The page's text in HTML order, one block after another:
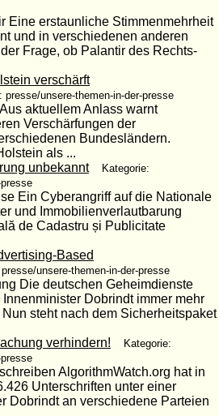
Eine erstaunliche Stimmenmehrheit
und in verschiedenen anderen
Frage, ob Palantir des Rechts-
verschärft
presse/unsere-themen-in-der-presse
aktuellem Anlass warnt
Verschärfungen der
Bundesländern.
als ...
unbekannt
Kategorie:
Ein Cyberangriff auf die Nationale
und Immobilienverlautbarung
de Cadastru și Publicitate
Based
unsere-themen-in-der-presse
Die deutschen Geheimdienste
Dobrindt immer mehr
steht nach dem Sicherheitspaket
verhindern!
Kategorie:
AlgorithmWatch.org hat in
Unterschriften unter einer
Dobrindt an verschiedene Parteien